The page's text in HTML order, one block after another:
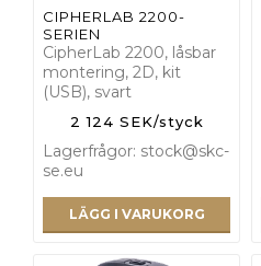
CIPHERLAB 2200-
SERIEN
CipherLab 2200, låsbar
montering, 2D, kit
(USB), svart
2 124 SEK/styck
Lagerfrågor: stock@skc-
se.eu
LÄGG I VARUKORG